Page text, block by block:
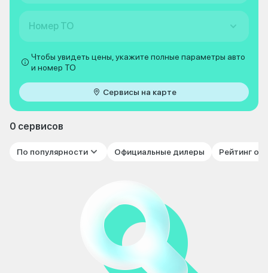
Номер ТО
Чтобы увидеть цены, укажите полные параметры авто
и номер ТО
Сервисы на карте
0 сервисов
По популярности Официальные дилеры Рейтинг